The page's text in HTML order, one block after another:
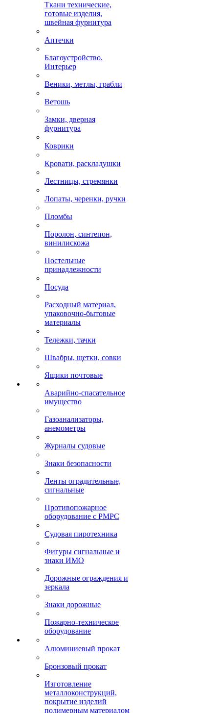
Ткани технические,
готовые изделия,
швейная фурнитура
Аптечки
Благоустройство.
Интерьер
Веники, метлы, грабли
Ветошь
Замки, дверная
фурнитура
Коврики
Кровати, раскладушки
Лестницы, стремянки
Лопаты, черенки, ручки
Пломбы
Поролон, синтепон,
винилискожа
Постельные
принадлежности
Посуда
Расходный материал,
упаковочно-бытовые
материалы
Тележки, тачки
Швабры, щетки, совки
Ящики почтовые
Аварийно-спасательное
имущество
Газоанализаторы,
анемометры
Журналы судовые
Знаки безопасности
Ленты оградительные,
сигнальные
Противопожарное
оборудование с РМРС
Судовая пиротехника
Фигуры сигнальные и
знаки ИМО
Дорожные ограждения и
зеркала
Знаки дорожные
Пожарно-техническое
оборудование
Алюминиевый прокат
Бронзовый прокат
Изготовление
металлоконструкций,
покрытие изделий
полимерным материалом